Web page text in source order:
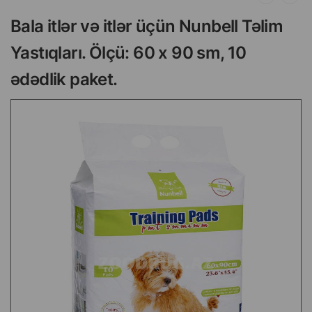
Bala itlər və itlər üçün Nunbell Təlim
Yastıqları. Ölçü: 60 x 90 sm, 10
ədədlik paket.